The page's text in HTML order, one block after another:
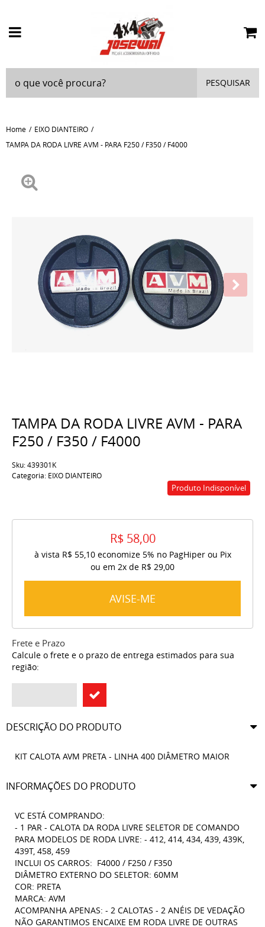
PESQUISAR
Home
EIXO DIANTEIRO
TAMPA DA RODA LIVRE AVM - PARA F250 / F350 / F4000
TAMPA DA RODA LIVRE AVM - PARA
F250 / F350 / F4000
Sku:439301K
Categoria: EIXO DIANTEIRO
Produto Indisponível
R$ 58,00
à vista R$ 55,10economize 5% no PagHiper ou Pix
ou em 2x de R$ 29,00
AVISE-ME
Frete e Prazo
Calcule o frete e o prazo de entrega estimados para sua
região:
DESCRIÇÃO DO PRODUTO
KIT CALOTA AVM PRETA - LINHA 400 DIÂMETRO MAIOR
INFORMAÇÕES DO PRODUTO
VC ESTÁ COMPRANDO:
- 1 PAR - CALOTA DA RODA LIVRE SELETOR DE COMANDO
PARA MODELOS DE RODA LIVRE: - 412, 414, 434, 439, 439K,
439T, 458, 459
INCLUI OS CARROS: F4000 / F250 / F350
DIÂMETRO EXTERNO DO SELETOR: 60MM
COR: PRETA
MARCA: AVM
ACOMPANHA APENAS: - 2 CALOTAS - 2 ANÉIS DE VEDAÇÃO
NÃO GARANTIMOS ENCAIXE EM RODA LIVRE DE OUTRAS